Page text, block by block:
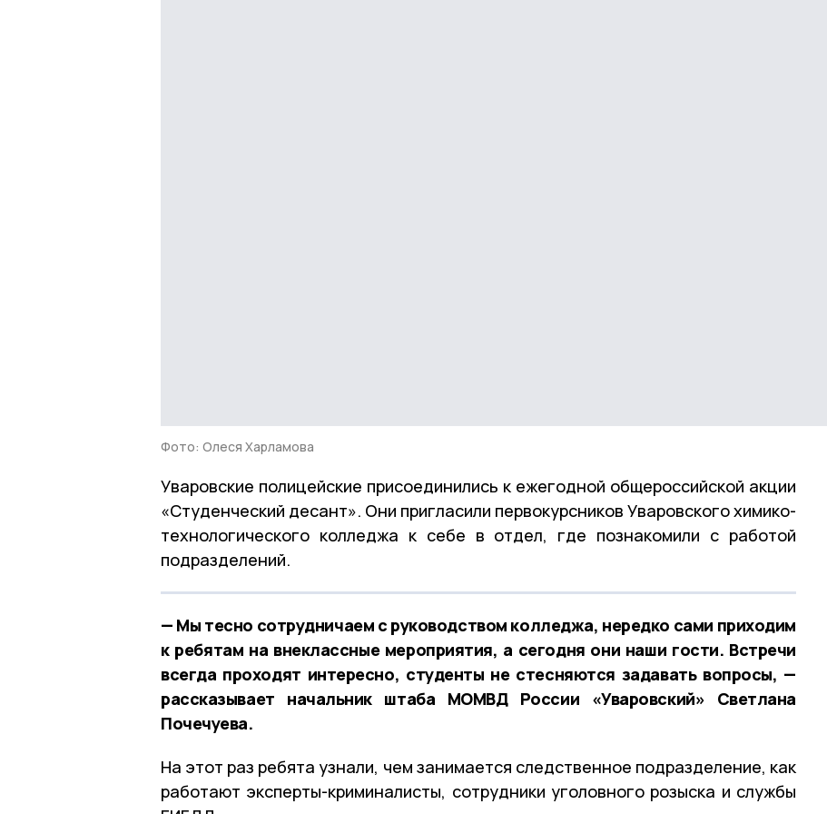
Фото: Олеся Харламова
Уваровские полицейские присоединились к ежегодной общероссийской акции
«Студенческий десант». Они пригласили первокурсников Уваровского химико-
технологического колледжа к себе в отдел, где познакомили с работой
подразделений.
— Мы тесно сотрудничаем с руководством колледжа, нередко сами приходим
к ребятам на внеклассные мероприятия, а сегодня они наши гости. Встречи
всегда проходят интересно, студенты не стесняются задавать вопросы, —
рассказывает начальник штаба МОМВД России «Уваровский» Светлана
Почечуева.
На этот раз ребята узнали, чем занимается следственное подразделение, как
работают эксперты-криминалисты, сотрудники уголовного розыска и службы